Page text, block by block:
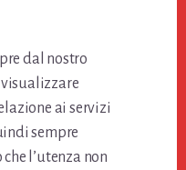
dal nostro
visualizzare
ai servizi
sempre
l’utenza non